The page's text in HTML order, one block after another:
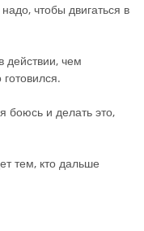
чтобы двигаться в
действии, чем
боюсь и делать это,
тем, кто дальше